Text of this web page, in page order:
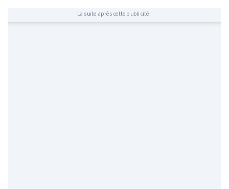
La suite après cette publicité